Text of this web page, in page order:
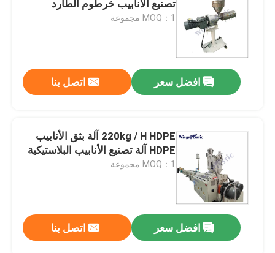
آلة صنع حصيرة البلاستيك
خط إنتاج الأنابيب المموجة PE
تصنيع الأنابيب خرطوم الطارد
MOQ：1 مجموعة
افضل سعر اتصل بنا
220kg / H HDPE آلة بثق الأنابيب
HDPE آلة تصنيع الأنابيب البلاستيكية
MOQ：1 مجموعة
افضل سعر اتصل بنا